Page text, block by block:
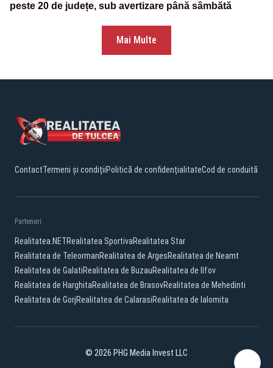
peste 20 de județe, sub avertizare până sâmbătă
Mai Multe
ContactTermeni și condițiiPolitică de confidențialitateCod de conduită
Parteneri:
Realitatea.NETRealitatea SportivaRealitatea Star
Realitatea de TeleormanRealitatea de ArgesRealitatea de Neamt
Realitatea de GalatiRealitatea de BuzauRealitatea de Ilfov
Realitatea de HarghitaRealitatea de BrasovRealitatea de Mehedinti
Realitatea de GorjRealitatea de CalarasiRealitatea de Ialomita
© 2026 PHG Media Invest LLC